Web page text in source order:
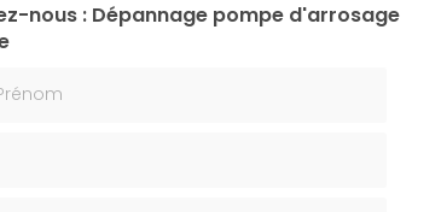
nous : Dépannage pompe d'arrosage